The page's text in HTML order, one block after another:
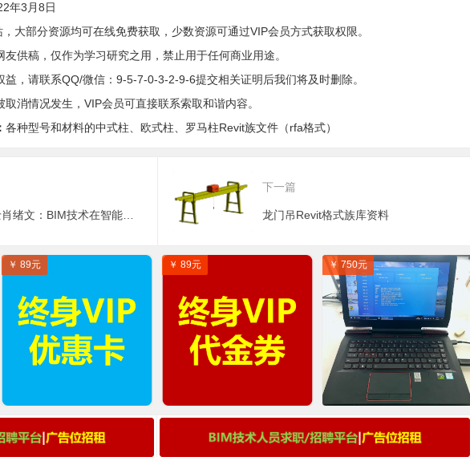
年3月8日
大部分资源均可在线免费获取，少数资源可通过VIP会员方式获取权限。
供稿，仅作为学习研究之用，禁止用于任何商业用途。
，请联系QQ/微信：9-5-7-0-3-2-9-6提交相关证明后我们将及时删除。
消情况发生，VIP会员可直接联系索取和谐内容。
各种型号和材料的中式柱、欧式柱、罗马柱Revit族文件（rfa格式）
工程院院士肖绪文：BIM技术在智能建造发展中担当什么样的角色？
下一篇
龙门吊Revit格式族库资料
￥ 89元 ￥ 89元 ￥ 750元